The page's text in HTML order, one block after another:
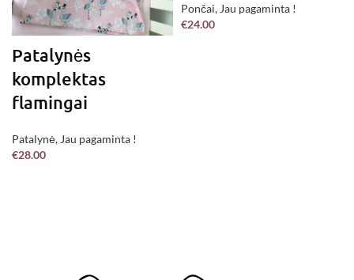
Patalynės
komplektas
flamingai
Patalynė, Jau pagaminta !
€28.00
Pončai, Jau pagaminta !
€24.00